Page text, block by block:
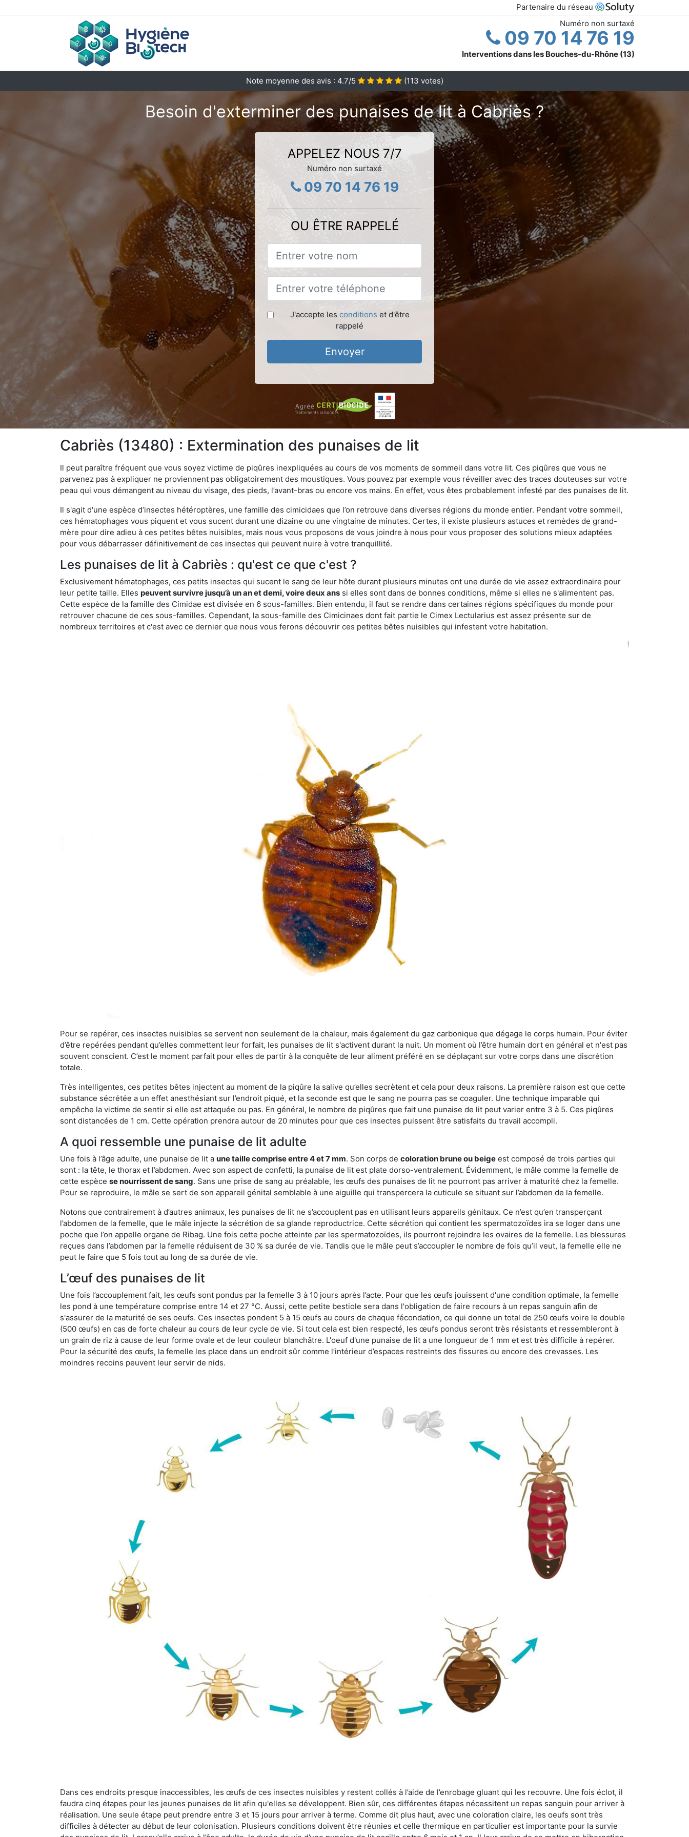
Partenaire du réseau
Numéro non surtaxé
09 70 14 76 19
Interventions dans les Bouches-du-Rhône (13)
Note moyenne des avis : 4.7/5 (113 votes)
Besoin d'exterminer des punaises de lit à Cabriès ?
APPELEZ NOUS 7/7
Numéro non surtaxé
09 70 14 76 19
OU ÊTRE RAPPELÉ
J'accepte les conditions et d'être
rappelé
Envoyer
Cabriès (13480) : Extermination des punaises de lit
Il peut paraître fréquent que vous soyez victime de piqûres inexpliquées au cours de vos moments de sommeil dans votre lit. Ces piqûres que vous ne
parvenez pas à expliquer ne proviennent pas obligatoirement des moustiques. Vous pouvez par exemple vous réveiller avec des traces douteuses sur votre
peau qui vous démangent au niveau du visage, des pieds, l’avant-bras ou encore vos mains. En effet, vous êtes probablement infesté par des punaises de lit.
Il s'agit d'une espèce d’insectes hétéroptères, une famille des cimicidaes que l’on retrouve dans diverses régions du monde entier. Pendant votre sommeil,
ces hématophages vous piquent et vous sucent durant une dizaine ou une vingtaine de minutes. Certes, il existe plusieurs astuces et remèdes de grand-
mère pour dire adieu à ces petites bêtes nuisibles, mais nous vous proposons de vous joindre à nous pour vous proposer des solutions mieux adaptées
pour vous débarrasser définitivement de ces insectes qui peuvent nuire à votre tranquillité.
Les punaises de lit à Cabriès : qu'est ce que c'est ?
Exclusivement hématophages, ces petits insectes qui sucent le sang de leur hôte durant plusieurs minutes ont une durée de vie assez extraordinaire pour
leur petite taille. Elles peuvent survivre jusqu’à un an et demi, voire deux ans si elles sont dans de bonnes conditions, même si elles ne s'alimentent pas.
Cette espèce de la famille des Cimidae est divisée en 6 sous-familles. Bien entendu, il faut se rendre dans certaines régions spécifiques du monde pour
retrouver chacune de ces sous-familles. Cependant, la sous-famille des Cimicinaes dont fait partie le Cimex Lectularius est assez présente sur de
nombreux territoires et c'est avec ce dernier que nous vous ferons découvrir ces petites bêtes nuisibles qui infestent votre habitation.
Pour se repérer, ces insectes nuisibles se servent non seulement de la chaleur, mais également du gaz carbonique que dégage le corps humain. Pour éviter
d’être repérées pendant qu’elles commettent leur forfait, les punaises de lit s'activent durant la nuit. Un moment où l’être humain dort en général et n'est pas
souvent conscient. C’est le moment parfait pour elles de partir à la conquête de leur aliment préféré en se déplaçant sur votre corps dans une discrétion
totale.
Très intelligentes, ces petites bêtes injectent au moment de la piqûre la salive qu’elles secrètent et cela pour deux raisons. La première raison est que cette
substance sécrétée a un effet anesthésiant sur l’endroit piqué, et la seconde est que le sang ne pourra pas se coaguler. Une technique imparable qui
empêche la victime de sentir si elle est attaquée ou pas. En général, le nombre de piqûres que fait une punaise de lit peut varier entre 3 à 5. Ces piqûres
sont distancées de 1 cm. Cette opération prendra autour de 20 minutes pour que ces insectes puissent être satisfaits du travail accompli.
A quoi ressemble une punaise de lit adulte
Une fois à l’âge adulte, une punaise de lit a une taille comprise entre 4 et 7 mm. Son corps de coloration brune ou beige est composé de trois parties qui
sont : la tête, le thorax et l’abdomen. Avec son aspect de confetti, la punaise de lit est plate dorso-ventralement. Évidemment, le mâle comme la femelle de
cette espèce se nourrissent de sang. Sans une prise de sang au préalable, les œufs des punaises de lit ne pourront pas arriver à maturité chez la femelle.
Pour se reproduire, le mâle se sert de son appareil génital semblable à une aiguille qui transpercera la cuticule se situant sur l’abdomen de la femelle.
Notons que contrairement à d’autres animaux, les punaises de lit ne s’accouplent pas en utilisant leurs appareils génitaux. Ce n’est qu’en transperçant
l’abdomen de la femelle, que le mâle injecte la sécrétion de sa glande reproductrice. Cette sécrétion qui contient les spermatozoïdes ira se loger dans une
poche que l’on appelle organe de Ribag. Une fois cette poche atteinte par les spermatozoïdes, ils pourront rejoindre les ovaires de la femelle. Les blessures
reçues dans l’abdomen par la femelle réduisent de 30 % sa durée de vie. Tandis que le mâle peut s’accoupler le nombre de fois qu’il veut, la femelle elle ne
peut le faire que 5 fois tout au long de sa durée de vie.
L’œuf des punaises de lit
Une fois l’accouplement fait, les œufs sont pondus par la femelle 3 à 10 jours après l’acte. Pour que les œufs jouissent d'une condition optimale, la femelle
les pond à une température comprise entre 14 et 27 °C. Aussi, cette petite bestiole sera dans l'obligation de faire recours à un repas sanguin afin de
s'assurer de la maturité de ses oeufs. Ces insectes pondent 5 à 15 œufs au cours de chaque fécondation, ce qui donne un total de 250 œufs voire le double
(500 œufs) en cas de forte chaleur au cours de leur cycle de vie. Si tout cela est bien respecté, les œufs pondus seront très résistants et ressembleront à
un grain de riz à cause de leur forme ovale et de leur couleur blanchâtre. L'oeuf d'une punaise de lit a une longueur de 1 mm et est très difficile à repérer.
Pour la sécurité des œufs, la femelle les place dans un endroit sûr comme l’intérieur d’espaces restreints des fissures ou encore des crevasses. Les
moindres recoins peuvent leur servir de nids.
Dans ces endroits presque inaccessibles, les œufs de ces insectes nuisibles y restent collés à l’aide de l’enrobage gluant qui les recouvre. Une fois éclot, il
faudra cinq étapes pour les jeunes punaises de lit afin qu'elles se développent. Bien sûr, ces différentes étapes nécessitent un repas sanguin pour arriver à
réalisation. Une seule étape peut prendre entre 3 et 15 jours pour arriver à terme. Comme dit plus haut, avec une coloration claire, les oeufs sont très
difficiles à détecter au début de leur colonisation. Plusieurs conditions doivent être réunies et celle thermique en particulier est importante pour la survie